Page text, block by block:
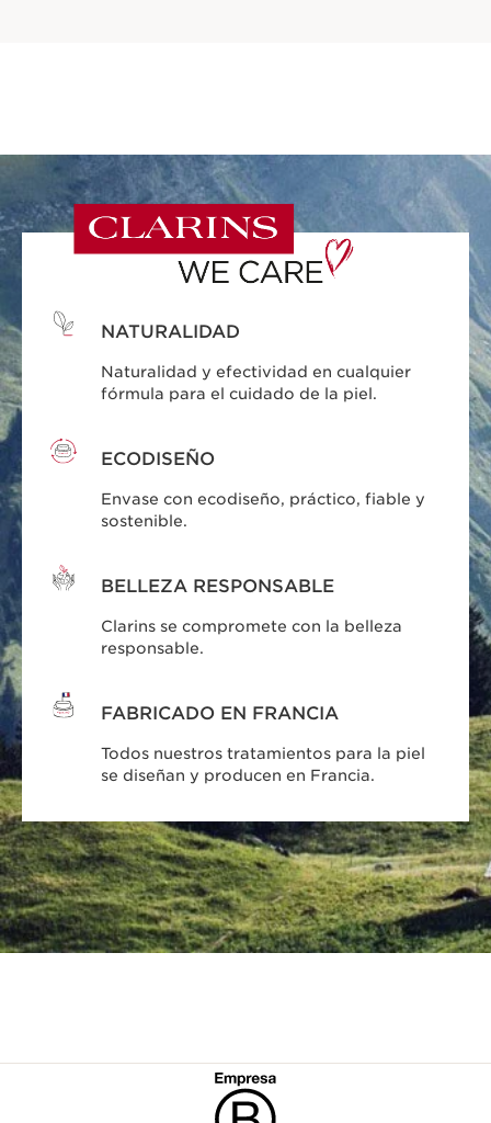
NATURALIDAD
Naturalidad y efectividad en cualquier
fórmula para el cuidado de la piel.
ECODISEÑO
Envase con ecodiseño, práctico, fiable y
sostenible.
BELLEZA RESPONSABLE
Clarins se compromete con la belleza
responsable.
FABRICADO EN FRANCIA
Todos nuestros tratamientos para la piel
se diseñan y producen en Francia.